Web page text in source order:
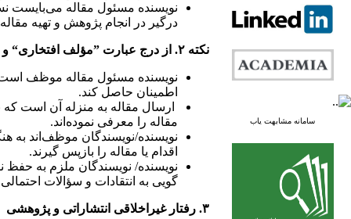
سامانه مشابهت یاب
نویسنده مسئول مقاله می‌بایست
درگیر در انجام پژوهش و تهیه
نکته ۲. از درج عبارت ”مؤلف افتخاری “
نویسنده مسئول مقاله موظف است
اطمینان حاصل کند.
ارسال مقاله به منزله آن است که
مقاله را معرفی نموده‌اند.
نویسنده/نویسندگان موظف‌اند به
اقدام یا مقاله را بازپس گیرند.
نویسنده/ نویسندگان ملزم به حفظ
گویی به انتقادات و سؤالات
۳. رفتار غیراخلاقی انتشاراتی و پژوهشی